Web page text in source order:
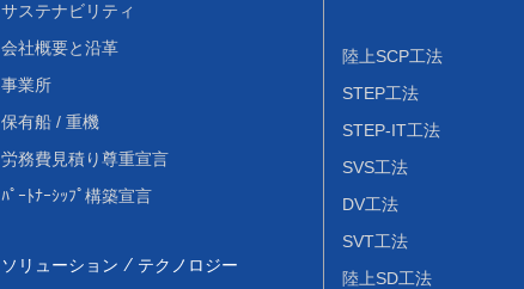
サステナビリティ
会社概要と沿革
事業所
保有船 / 重機
労務費見積り尊重宣言
ﾊﾟｰﾄﾅｰｼｯﾌﾟ構築宣言
ソリューション / テクノロジー
陸上SCP工法
STEP工法
STEP-IT工法
SVS工法
DV工法
SVT工法
陸上SD工法